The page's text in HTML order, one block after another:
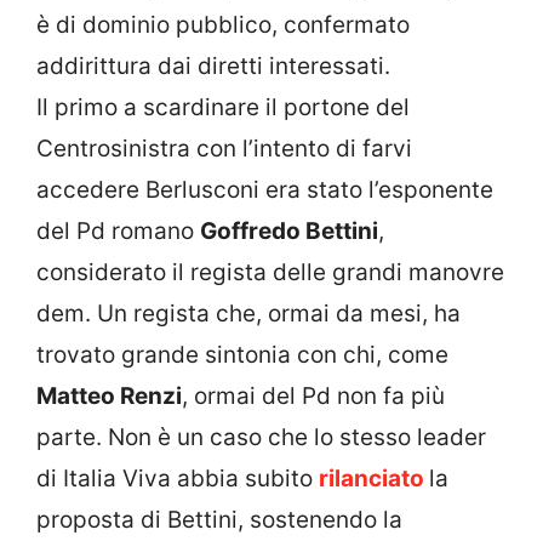
è di dominio pubblico, confermato
addirittura dai diretti interessati.
Il primo a scardinare il portone del
Centrosinistra con l’intento di farvi
accedere Berlusconi era stato l’esponente
del Pd romano Goffredo Bettini,
considerato il regista delle grandi manovre
dem. Un regista che, ormai da mesi, ha
trovato grande sintonia con chi, come
Matteo Renzi, ormai del Pd non fa più
parte. Non è un caso che lo stesso leader
di Italia Viva abbia subito rilanciato la
proposta di Bettini, sostenendo la